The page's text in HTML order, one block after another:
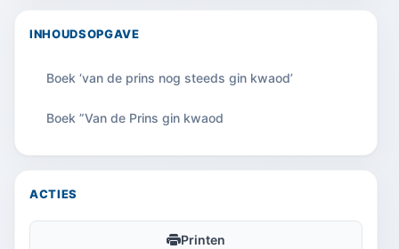
INHOUDSOPGAVE
Boek ‘van de prins nog steeds gin kwaod’
Boek ”Van de Prins gin kwaod
ACTIES
Printen